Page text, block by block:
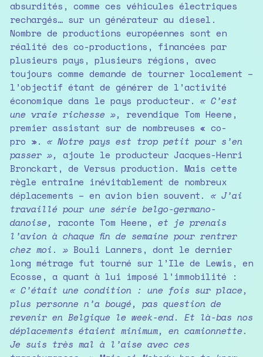
absurdités, comme ces véhicules électriques
rechargés… sur un générateur au diesel.
Nombre de productions européennes sont en
réalité des co-productions, financées par
plusieurs pays, plusieurs régions, avec
toujours comme demande de tourner localement –
l’objectif étant de générer de l’activité
économique dans le pays producteur. « C’est
une vraie richesse »,
revendique Tom Heene,
premier assistant sur de nombreuses « co-
pro ». « Notre pays est trop petit pour s’en
passer », ajoute le producteur Jacques-Henri
Bronckart, de Versus production. Mais cette
règle entraîne inévitablement de nombreux
déplacements – en avion bien souvent. « J’ai
travaillé pour une série belgo-germano-
danoise,
raconte Tom Heene, et je prenais
l’avion à chaque fin de semaine pour rentrer
chez moi. »Bouli Lanners, dont le dernier
long métrage fut tourné sur l’Ile de Lewis, en
Ecosse, a quant à lui imposé l’immobilité :
« C’était une condition : une fois sur place,
plus personne n’a bougé, pas question de
revenir en Belgique le week-end. Et là-bas nos
déplacements étaient minimum, en camionnette.
Je suis très mal à l’aise avec ces